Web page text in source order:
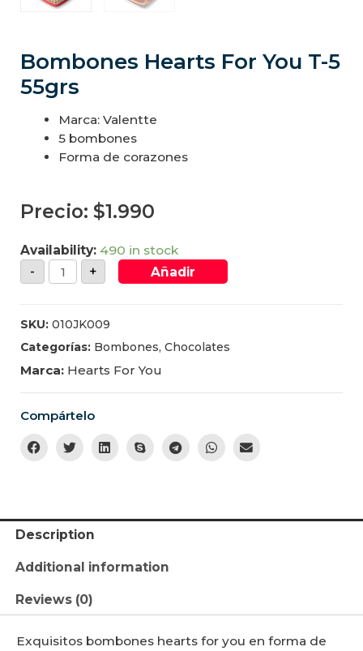
Bombones Hearts For You T-5
55grs
Marca: Valentte
5 bombones
Forma de corazones
Precio: $1.990
Availability: 490 in stock
-
+ Añadir
SKU: 010JK009
Categorías: Bombones, Chocolates
Marca: Hearts For You
Compártelo
Description
Additional information
Reviews (0)
Exquisitos bombones hearts for you en forma de